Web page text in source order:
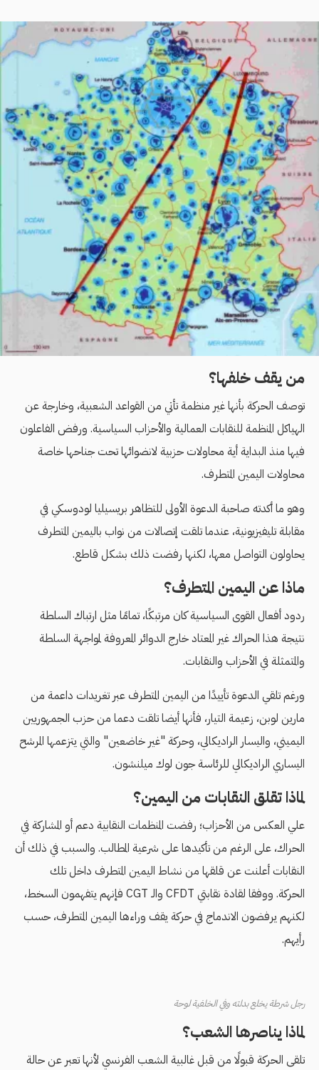
من يقف خلفها؟
توصف الحركة بأنها غير منظمة تأتي من القواعد الشعبية، وخارجة عن
الهياكل المنظمة للنقابات العمالية والأحزاب السياسية. ورفض الفاعلون
فيها منذ البداية أية محاولات حزبية لانضوائها تحت جناحها خاصة
محاولات اليمين المتطرف.
وهو ما أكدته صاحبة الدعوة الأولى للتظاهر بريسيليا لودوسكي في
مقابلة تليفيزيونية، عندما تلقت إتصالات من نواب باليمين المتطرف
يحاولون التواصل معها، لكنها رفضت ذلك بشكل قاطع.
ماذا عن اليمين المتطرف؟
ردود أفعال القوى السياسية كان مرتبكًا، تمامًا مثل ارتباك السلطة
نتيجة هذا الحراك غير المعتاد خارج الدوائر المعروفة لمواجهة السلطة
والمتمثلة في الأحزاب والنقابات.
ورغم تلقي الدعوة تأييدًا من اليمين المتطرف عبر تغريدات داعمة من
مارين لوبن، زعيمة التيار، فأنها أيضا تلقت دعما من حزب الجمهوريين
اليميني، واليسار الراديكالي، وحركة "غير خاضعين" والتي يتزعمها المرشح
اليساري الراديكالي للرئاسة جون لوك ميلنشون.
لماذا تقلق النقابات من اليمين؟
علي العكس من الأحزاب؛ رفضت المنظمات النقابية دعم أو المشاركة في
الحراك، على الرغم من تأكيدها على شرعية المطالب. والسبب في ذلك أن
النقابات أعلنت عن قلقها من نشاط اليمين المتطرف داخل تلك
الحركة. ووفقا لقادة نقابتي CFDT والـ CGT فإنهم يتفهمون السخط،
لكنهم يرفضون الاندماج في حركة يقف وراءها اليمين المتطرف، حسب
رأيهم.
رجل شرطة يخلع بدلته وفي الخلفية لوحة
لماذا يناصرها الشعب؟
تلقى الحركة قبولًا من قبل غالبية الشعب الفرنسي لأنها تعبر عن حالة